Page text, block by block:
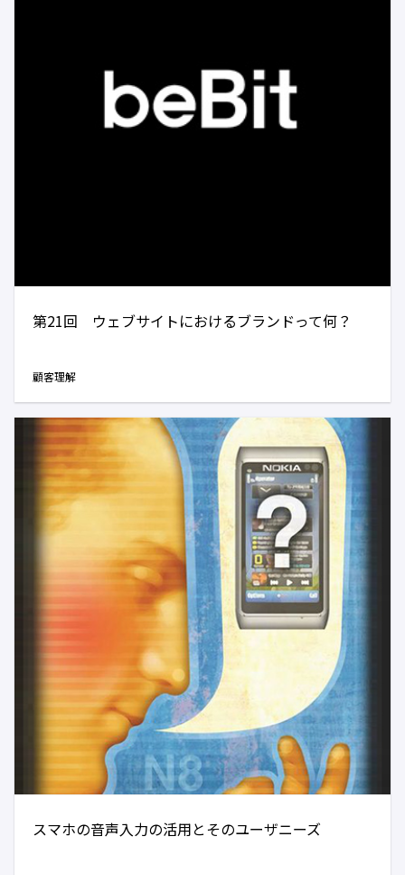
第21回 ウェブサイトにおけるブランドって何？
顧客理解
スマホの音声入力の活用とそのユーザニーズ